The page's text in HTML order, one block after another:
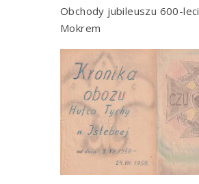
Obchody jubileuszu 600-
Mokrem